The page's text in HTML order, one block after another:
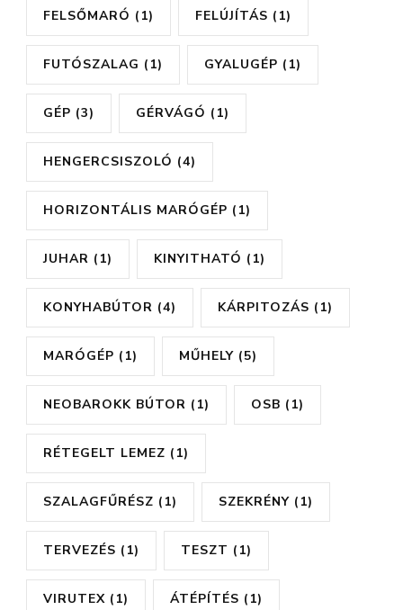
FELSŐMARÓ (1) FELÚJÍTÁS (1)
FUTÓSZALAG (1) GYALUGÉP (1)
GÉP (3) GÉRVÁGÓ (1)
HENGERCSISZOLÓ (4)
HORIZONTÁLIS MARÓGÉP (1)
JUHAR (1) KINYITHATÓ (1)
KONYHABÚTOR (4) KÁRPITOZÁS (1)
MARÓGÉP (1) MŰHELY (5)
NEOBAROKK BÚTOR (1) OSB (1)
RÉTEGELT LEMEZ (1)
SZALAGFŰRÉSZ (1) SZEKRÉNY (1)
TERVEZÉS (1) TESZT (1)
VIRUTEX (1) ÁTÉPÍTÉS (1)